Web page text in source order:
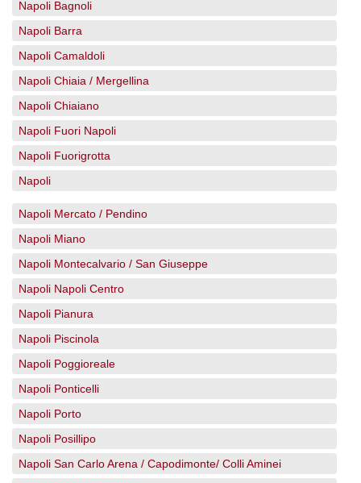
Napoli Bagnoli
Napoli Barra
Napoli Camaldoli
Napoli Chiaia / Mergellina
Napoli Chiaiano
Napoli Fuori Napoli
Napoli Fuorigrotta
Napoli
Napoli Mercato / Pendino
Napoli Miano
Napoli Montecalvario / San Giuseppe
Napoli Napoli Centro
Napoli Pianura
Napoli Piscinola
Napoli Poggioreale
Napoli Ponticelli
Napoli Porto
Napoli Posillipo
Napoli San Carlo Arena / Capodimonte/ Colli Aminei